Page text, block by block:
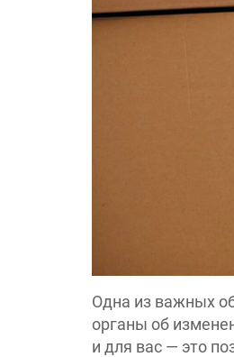
Одна из важных
органы об
и для вас — это